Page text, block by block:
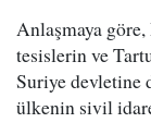
Anlaşmaya
tesislerin ve
Suriye devletine
ülkenin sivil